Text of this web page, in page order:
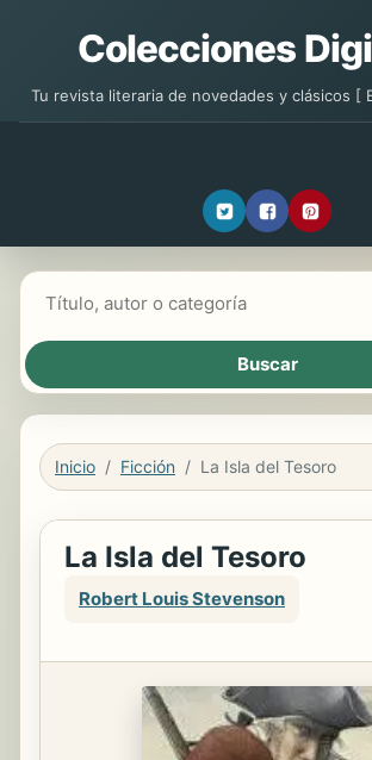
Colecciones
Tu revista literaria de novedades y clásicos [
Inicio Ficción La Isla del Tesoro
La Isla del Tesoro
Robert Louis Stevenson